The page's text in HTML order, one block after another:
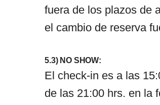
fuera de los plazos de
el cambio de reserva
5.3) NO SHOW:
El check-in es a las
de las 21:00 hrs. en la